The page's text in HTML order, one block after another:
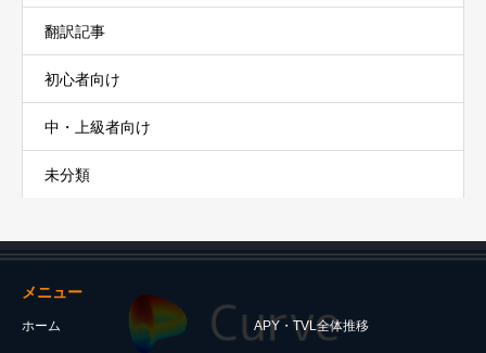
翻訳記事
初心者向け
中・上級者向け
未分類
メニュー
ホーム APY・TVL全体推移